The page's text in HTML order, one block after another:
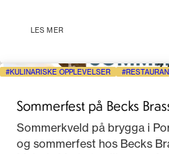
LES MER
KULINARISKE OPPLEVELSER
Sommerfest på Becks
2026
Sommerkveld på brygga i
og sommerfest hos Becks